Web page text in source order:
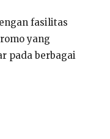
fasilitas
yang
pada berbagai